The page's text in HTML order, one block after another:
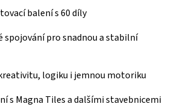
balení s 60 díly
spojování pro snadnou a stabilní
logiku i jemnou motoriku
s Magna Tiles a dalšími stavebnicemi